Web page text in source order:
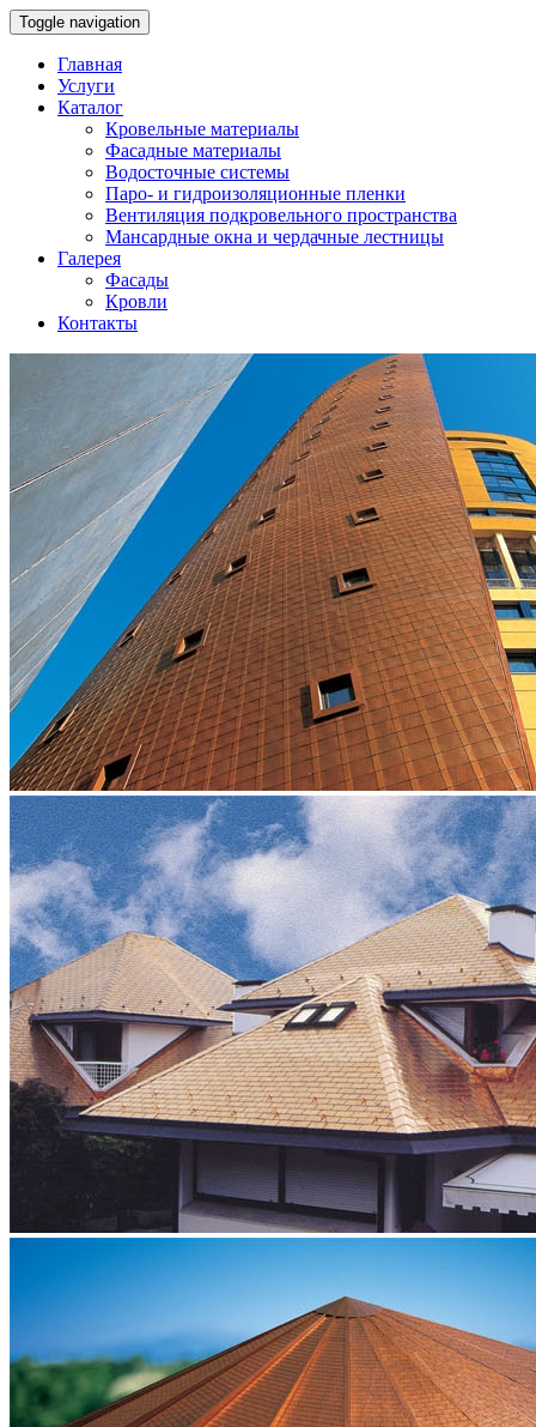
Toggle navigation
Главная
Услуги
Каталог
Кровельные материалы
Фасадные материалы
Водосточные системы
Паро- и гидроизоляционные пленки
Вентиляция подкровельного пространства
Мансардные окна и чердачные лестницы
Галерея
Фасады
Кровли
Контакты